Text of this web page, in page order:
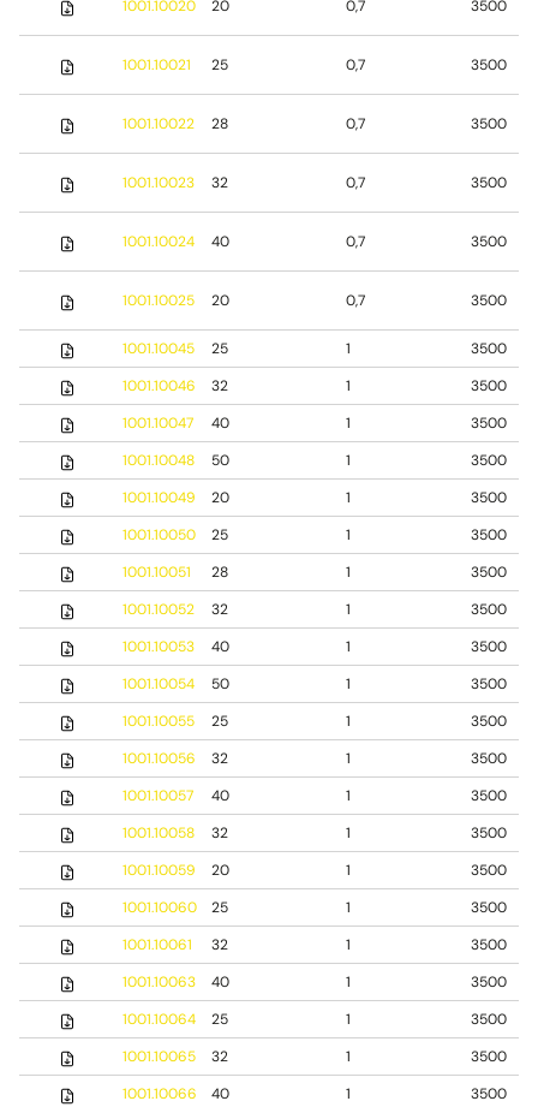
1001.10020 20 0,7 3500
1001.10021 25 0,7 3500
1001.10022 28 0,7 3500
1001.10023 32 0,7 3500
1001.10024 40 0,7 3500
1001.10025 20 0,7 3500
1001.10045 25 1
3500
1001.10046
32 1
3500
1001.10047
40 1
3500
1001.10048
50 1
3500
1001.10049
20 1
3500
1001.10050
25 1
3500
1001.10051
28 1
3500
1001.10052
32 1
3500
1001.10053
40 1
3500
1001.10054
50 1
3500
1001.10055
25 1
3500
1001.10056
32 1
3500
1001.10057
40 1
3500
1001.10058
32 1
3500
1001.10059
20 1
3500
1001.10060
25 1
3500
1001.10061
32 1
3500
1001.10063
40 1
3500
1001.10064
25 1
3500
1001.10065
32 1
3500
1001.10066
40 1 3500